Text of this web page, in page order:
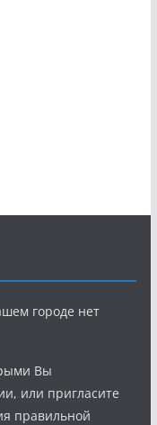
городе нет
Вы
или пригласите
правильной